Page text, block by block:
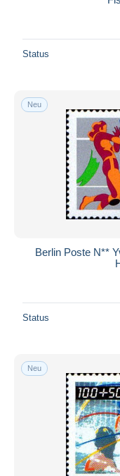
Status
Neu
Berlin Poste N**
Status
Neu